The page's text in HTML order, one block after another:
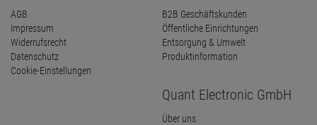
AGB
Impressum
Widerrufsrecht
Datenschutz
Cookie-Einstellungen
B2B Geschäftskunden
Öffentliche Einrichtungen
Entsorgung & Umwelt
Produktinformation
Quant Electronic GmbH
Über uns